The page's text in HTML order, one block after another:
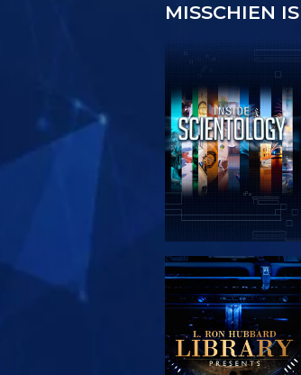
MISSCHIEN
VERKEN DE SERIE